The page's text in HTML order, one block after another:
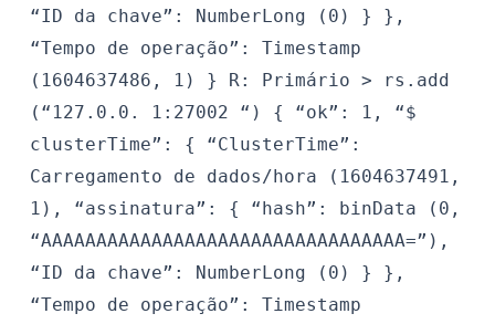
“ID da chave”: NumberLong (0)
}
},
“Tempo de operação”: Timestamp
(1604637486, 1)
} R: Primário > rs.add
(“127.0.0. 1:27002 “)
{ “ok”: 1,
“$
clusterTime”: {
“ClusterTime”:
Carregamento de dados/hora (1604637491,
1),
“assinatura”: {
“hash”: binData (0,
“AAAAAAAAAAAAAAAAAAAAAAAAAAAAAAAAA=”),
“ID da chave”: NumberLong (0)
}
},
“Tempo de operação”: Timestamp